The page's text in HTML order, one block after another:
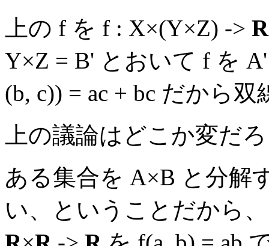
上の f を f : X×(Y×Z) -> R
Y×Z = B' とおいて f を
(b, c)) = ac + bc だから
上の議論はどこか変だ
ある集合を A×B と分解
い、ということだから